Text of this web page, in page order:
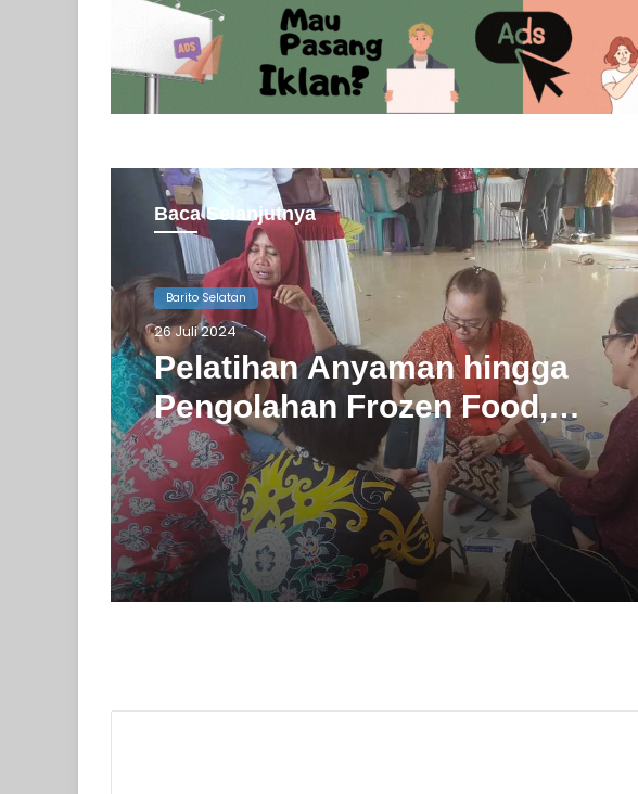
Baca Selanjutnya
Barito Selatan
26 Juli 2024
Pelatihan Anyaman hingga
Pengolahan Frozen Food,
Barito Selatan Dorong
Pengembangan Industri
Lokal